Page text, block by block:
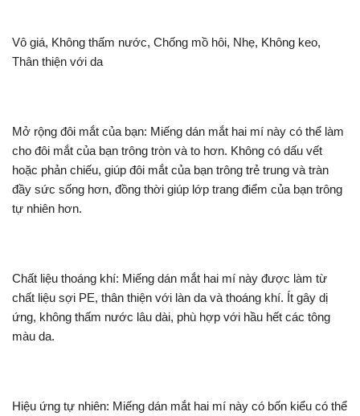
Vô giá, Không thấm nước, Chống mồ hôi, Nhẹ, Không keo,
Thân thiện với da
Mở rộng đôi mắt của bạn: Miếng dán mắt hai mí này có thể làm
cho đôi mắt của bạn trông tròn và to hơn. Không có dấu vết
hoặc phản chiếu, giúp đôi mắt của bạn trông trẻ trung và tràn
đầy sức sống hơn, đồng thời giúp lớp trang điểm của bạn trông
tự nhiên hơn.
Chất liệu thoáng khí: Miếng dán mắt hai mí này được làm từ
chất liệu sợi PE, thân thiện với làn da và thoáng khí. Ít gây dị
ứng, không thấm nước lâu dài, phù hợp với hầu hết các tông
màu da.
Hiệu ứng tự nhiên: Miếng dán mắt hai mí này có bốn kiểu có thể